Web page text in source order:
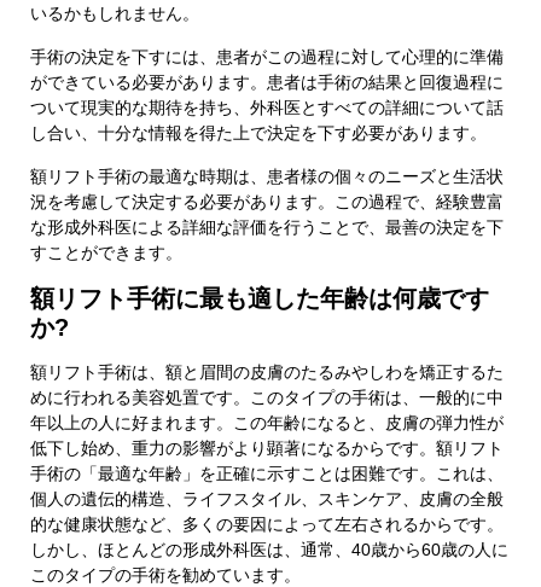
いるかもしれません。
手術の決定を下すには、患者がこの過程に対して心理的に準備
ができている必要があります。患者は手術の結果と回復過程に
ついて現実的な期待を持ち、外科医とすべての詳細について話
し合い、十分な情報を得た上で決定を下す必要があります。
額リフト手術の最適な時期は、患者様の個々のニーズと生活状
況を考慮して決定する必要があります。この過程で、経験豊富
な形成外科医による詳細な評価を行うことで、最善の決定を下
すことができます。
額リフト手術に最も適した年齢は何歳です
か?
額リフト手術は、額と眉間の皮膚のたるみやしわを矯正するた
めに行われる美容処置です。このタイプの手術は、一般的に中
年以上の人に好まれます。この年齢になると、皮膚の弾力性が
低下し始め、重力の影響がより顕著になるからです。額リフト
手術の「最適な年齢」を正確に示すことは困難です。これは、
個人の遺伝的構造、ライフスタイル、スキンケア、皮膚の全般
的な健康状態など、多くの要因によって左右されるからです。
しかし、ほとんどの形成外科医は、通常、40歳から60歳の人に
このタイプの手術を勧めています。